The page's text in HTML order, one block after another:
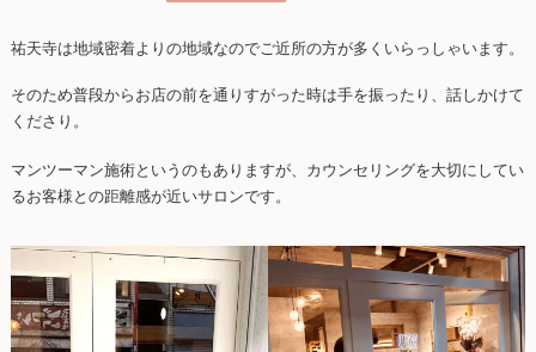
祐天寺は地域密着よりの地域なのでご近所の方が多くいらっしゃいます。
そのため普段からお店の前を通りすがった時は手を振ったり、話しかけて
くださり。
マンツーマン施術というのもありますが、カウンセリングを大切にしてい
るお客様との距離感が近いサロンです。